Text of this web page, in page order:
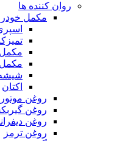
روان کننده ها
مکمل
مکمل
اکتان
روغن موتور
روغن
روغن
روغن ترمز